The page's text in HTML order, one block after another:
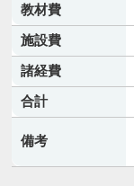
教材費
施設費
諸経費
合計
備考